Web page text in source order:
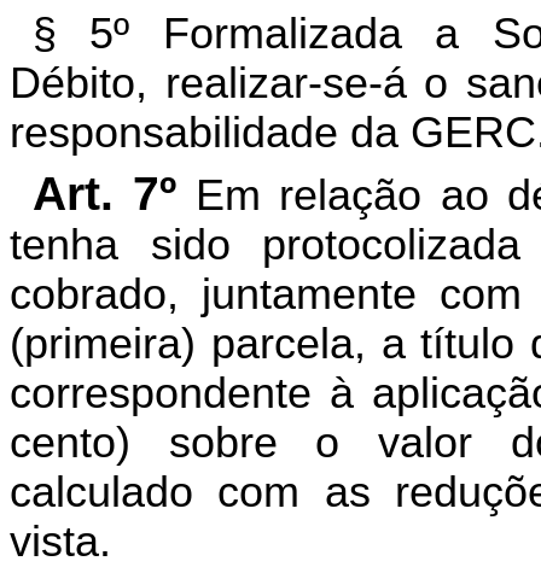
§ 5º Formalizada a
Débito, realizar-se-á o
responsabilidade da
Art. 7º Em relação ao
tenha sido
cobrado, juntamente
(primeira) parcela, a título
correspondente à
cento) sobre o valor
calculado com as
vista.